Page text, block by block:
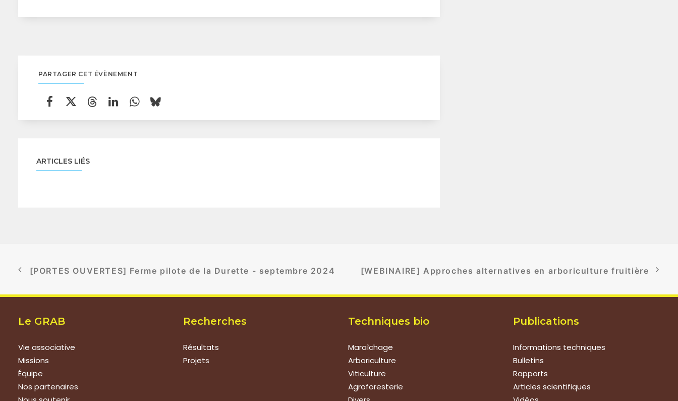
PARTAGER CET ÉVÈNEMENT
ARTICLES LIÉS
[PORTES OUVERTES] Ferme pilote de la Durette - septembre 2024 [WEBINAIRE] Approches alternatives en arboriculture fruitière
Le GRAB
Vie associative
Missions
Équipe
Nos partenaires
Recherches
Résultats
Projets
Techniques bio
Maraîchage
Arboriculture
Viticulture
Agroforesterie
Publications
Informations techniques
Bulletins
Rapports
Articles scientifiques